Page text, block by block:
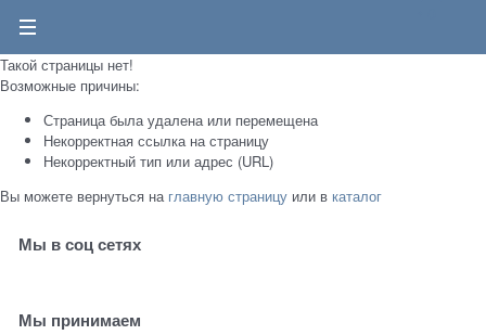
Такой страницы нет!
Возможные причины:
Страница была удалена или перемещена
Некорректная ссылка на страницу
Некорректный тип или адрес (URL)
Вы можете вернуться на главную страницу или в каталог
Мы в соц сетях
Мы принимаем